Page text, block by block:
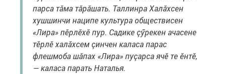
парса тăма тăрăшать. Таллинра Халăхсен
хушшинчи наципе культура обществисен
«Лира» пӗрлӗхӗ пур. Садике çӳрекен ачасене
тӗрлӗ халăхсем çинчен каласа парас
флешмоба шăпах «Лира» пуçарса ячӗ те ӗнтӗ,
— каласа парать Наталья.